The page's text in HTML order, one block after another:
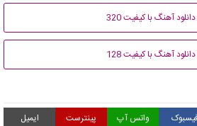
دانلود آهنگ با کیفیت 320
دانلود آهنگ با کیفیت 128
واتس آپ پینترست ایمیل